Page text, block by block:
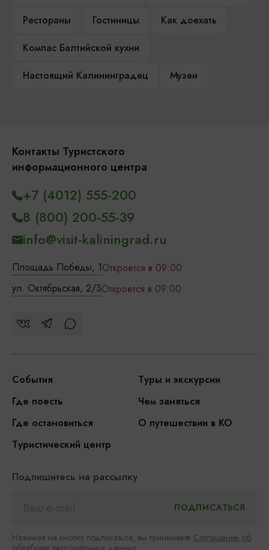
Рестораны
Гостиницы
Как доехать
Компас Балтийской кухни
Настоящий Калининградец
Музеи
Контакты Туристского
информационного центра
Площадь Победы, 1Откроется в 09:00
ул. Октябрьская, 2/3Откроется в 09:00
+7 (4012) 555-200
8 (800) 200-55-39
info@visit-kaliningrad.ru
События
Туры и экскурсии
Где поесть
Чем заняться
Где остановиться
О путешествии в КО
Туристический центр
Подпишитесь на рассылку
Нажимая на кнопку подписаться, вы принимаете Соглашение об
обработке персональных данных